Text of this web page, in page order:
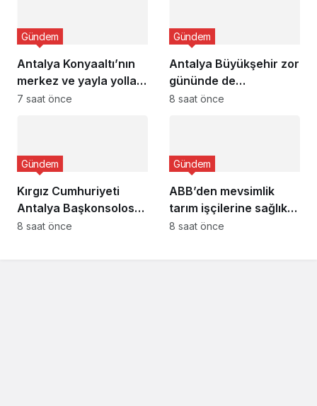
Antalya Konyaaltı’nın
merkez ve yayla yolları
yenilenecek
Gündem
7 saat önce
Antalya Büyükşehir zor
gününde de
vatandaşın yanında
Gündem
8 saat önce
Kırgız Cumhuriyeti
Antalya Başkonsolosu
Başkan Vekili Özdemir’i
Gündem
8 saat önce
ABB’den mevsimlik
tarım işçilerine sağlık
buluşması
Gündem
8 saat önce